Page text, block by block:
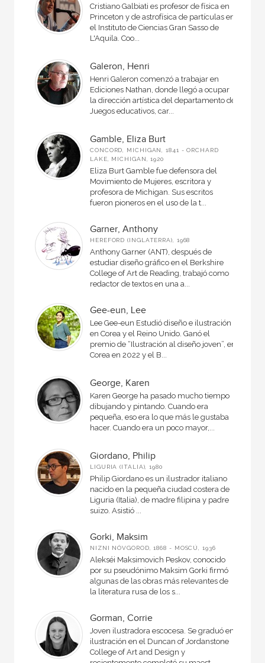
Escritor
Escritora
Prologuista
Traductor
Cristiano Galbiati es profesor de física en
Princeton y de astrofísica de partículas en
el Instituto de Ciencias Gran Sasso de
L'Aquila. Coo...
Galeron, Henri
Henri Galeron comenzó a trabajar en
Ediciones Nathan, donde llegó a ocupar
la dirección artística del departamento de
Juegos educativos, car...
Gamble, Eliza Burt
CONCORD, MICHIGAN, 1841 - ORCHARD
LAKE, MICHIGAN, 1920
Eliza Burt Gamble fue defensora del
Movimiento de Mujeres, escritora y
profesora de Michigan. Sus escritos
fueron pioneros en el uso de la t...
Garner, Anthony
HEREFORD (INGLATERRA), 1968
Anthony Garner (ANT), después de
estudiar diseño gráfico en el Berkshire
College of Art de Reading, trabajó como
redactor de textos en una a...
Gee-eun, Lee
Lee Gee-eun Estudió diseño e ilustración
en Corea y el Reino Unido. Ganó el
premio de “Ilustración al diseño joven”, en
Corea en 2022 y el B...
George, Karen
Karen George ha pasado mucho tiempo
dibujando y pintando. Cuando era
pequeña, eso era lo que más le gustaba
hacer. Cuando era un poco mayor,...
Giordano, Philip
LIGURIA (ITALIA), 1980
Philip Giordano es un ilustrador italiano
nacido en la pequeña ciudad costera de
Liguria (Italia), de madre filipina y padre
suizo. Asistió ...
Gorki, Maksim
NIZNI NÓVGOROD, 1868 - MOSCÚ, 1936
Alekséi Maksimovich Peskov, conocido
por su pseudónimo Maksim Gorki firmó
algunas de las obras más relevantes de
la literatura rusa de los s...
Gorman, Corrie
Joven ilustradora escocesa. Se graduó en
ilustración en el Duncan of Jordanstone
College of Art and Design y